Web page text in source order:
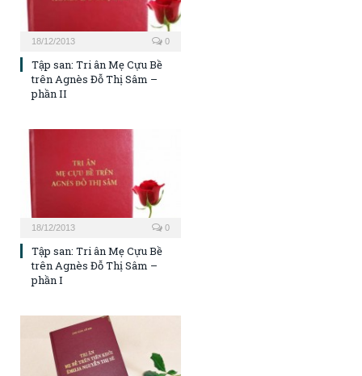
18/12/2013 0
Tập san: Tri ân Mẹ Cựu Bề
trên Agnès Đỗ Thị Sâm –
phần II
18/12/2013 0
Tập san: Tri ân Mẹ Cựu Bề
trên Agnès Đỗ Thị Sâm –
phần I